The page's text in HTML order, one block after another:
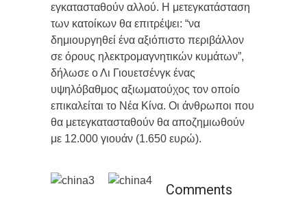
εγκατασταθούν αλλού. Η μετεγκατάσταση
των κατοίκων θα επιτρέψει: “να
δημιουργηθεί ένα αξιόπιστο περιβάλλον
σε όρους ηλεκτρομαγνητικών κυμάτων”,
δήλωσε ο Λι Γιουετσένγκ ένας
υψηλόβαθμος αξιωματούχος τον οποίο
επικαλείται το Νέα Κίνα. Οι άνθρωποι που
θα μετεγκατασταθούν θα αποζημιωθούν
με 12.000 γιουάν (1.650 ευρώ).
Comments